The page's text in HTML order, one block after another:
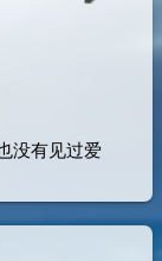
没有见过爱